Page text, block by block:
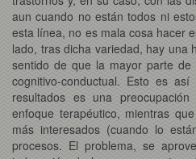
aun cuando no están todos ni
esta línea, no es mala cosa hacer
lado, tras dicha variedad, hay una
sentido de que la mayor parte
cognitivo-conductual. Esto es
resultados es una
enfoque terapéutico, mientras
más interesados (cuando lo
procesos. El problema, se